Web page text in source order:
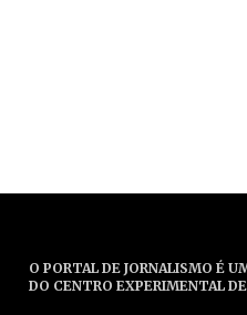
O PORTAL DE JORNALISMO É
DO CENTRO EXPERIMENTAL